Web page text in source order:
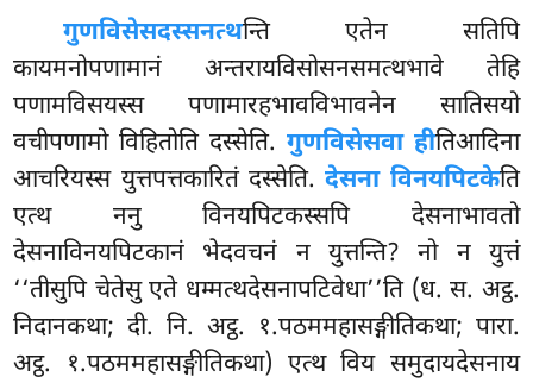
गुणविसेसदस्सनत्थन्ति एतेन सतिपि
कायमनोपणामानं अन्तरायविसोसनसमत्थभावे तेहि
पणामविसयस्स पणामारहभावविभावनेन सातिसयो
वचीपणामो विहितोति दस्सेति. गुणविसेसवा हीतिआदिना
आचरियस्स युत्तपत्तकारितं दस्सेति.देसना विनयपिटकेति
एत्थ ननु विनयपिटकस्सपि देसनाभावतो
देसनाविनयपिटकानं भेदवचनं न युत्तन्ति? नो न युत्तं
‘‘तीसुपि चेतेसु एते धम्मत्थदेसनापटिवेधा’’ति (ध. स. अट्ठ.
निदानकथा; दी. नि. अट्ठ. १.पठममहासङ्गीतिकथा; पारा.
अट्ठ. १.पठममहासङ्गीतिकथा) एत्थ विय समुदायदेसनाय